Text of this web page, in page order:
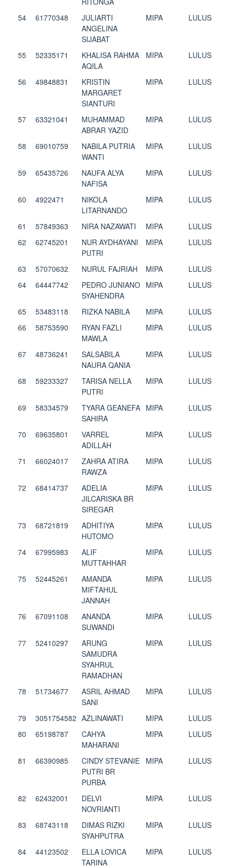
54
61770348
JULIARTI
ANGELINA
SIJABAT
MIPA LULUS
55 52335171
KHALISA RAHMA
AQILA
MIPA LULUS
56 49848831
KRISTIN
MARGARET
SIANTURI
MIPA LULUS
57 63321041
MUHAMMAD
ABRAR YAZID
MIPA LULUS
58 69010759
NABILA PUTRIA
WANTI
MIPA LULUS
59 65435726
NAUFA ALYA
NAFISA
MIPA LULUS
60 4922471
NIKOLA
LITARNANDO
MIPA LULUS
61 57849363 NIRA NAZAWATI MIPA
LULUS
62
62745201
NUR AYDHAYANI
PUTRI
MIPA LULUS
63 57070632 NURUL FAJRIAH MIPA
LULUS
64
64447742
PEDRO JUNIANO
SYAHENDRA
MIPA LULUS
65 53483118 RIZKA NABILA MIPA
LULUS
66
58753590
RYAN FAZLI
MAWLA
MIPA LULUS
67 48736241
SALSABILA
NAURA QANIA
MIPA LULUS
68 59233327
TARISA NELLA
PUTRI
MIPA LULUS
69 58334579
TYARA GEANEFA
SAHIRA
MIPA LULUS
70 69635801
VARREL
ADILLAH
MIPA LULUS
71 66024017
ZAHRA ATIRA
RAWZA
MIPA LULUS
72 68414737
ADELIA
JILCARISKA BR
SIREGAR
MIPA LULUS
73 68721819
ADHITIYA
HUTOMO
MIPA LULUS
74 67995983
ALIF
MUTTAHHAR
MIPA LULUS
75 52445261
AMANDA
MIFTAHUL
JANNAH
MIPA LULUS
76 67091108
ANANDA
SUWANDI
MIPA LULUS
77 52410297
ARUNG
SAMUDRA
SYAHRUL
RAMADHAN
MIPA LULUS
78 51734677
ASRIL AHMAD
SANI
MIPA LULUS
79 3051754582 AZLINAWATI MIPA
LULUS
80
65198787
CAHYA
MAHARANI
MIPA LULUS
81 66390985
CINDY STEVANIE
PUTRI BR
PURBA
MIPA LULUS
82 62432001
DELVI
NOVRIANTI
MIPA LULUS
83 68743118
DIMAS RIZKI
SYAHPUTRA
MIPA LULUS
84 44123502
ELLA LOVICA
TARINA
MIPA LULUS